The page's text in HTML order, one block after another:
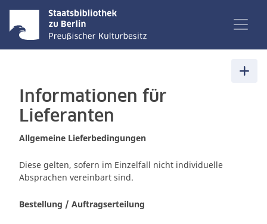
Informationen für
Lieferanten
Allgemeine Lieferbedingungen
Diese gelten, sofern im Einzelfall nicht individuelle
Absprachen vereinbart sind.
Bestellung / Auftragserteilung